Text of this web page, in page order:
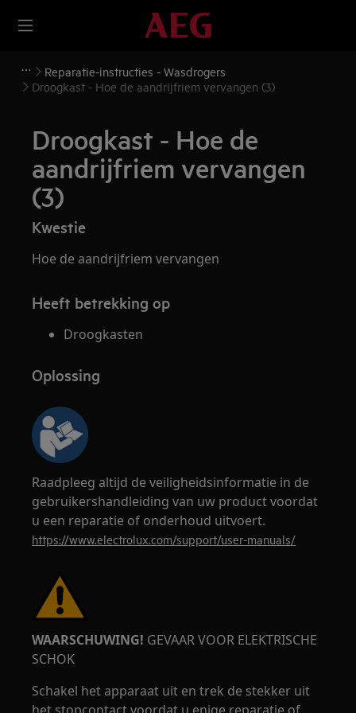
Reparatie-instructies - Wasdrogers
Droogkast - Hoe de aandrijfriem vervangen (3)
Droogkast - Hoe de
aandrijfriem vervangen
(3)
Kwestie
Hoe de aandrijfriem vervangen
Heeft betrekking op
Droogkasten
Oplossing
Raadpleeg altijd de veiligheidsinformatie in de
gebruikershandleiding van uw product voordat
u een reparatie of onderhoud uitvoert.
https://www.electrolux.com/support/user-manuals/
WAARSCHUWING! GEVAAR VOOR ELEKTRISCHE
SCHOK
Schakel het apparaat uit en trek de stekker uit